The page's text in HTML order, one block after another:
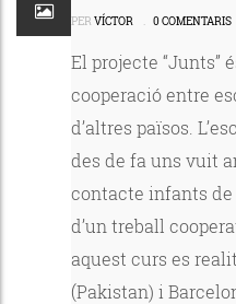
PER VÍCTOR . 0 COMENTARIS
El projecte “Junts”
cooperació entre
d’altres països.
des de fa uns vuit
contacte infants
d’un treball
aquest curs es
(Pakistan) i